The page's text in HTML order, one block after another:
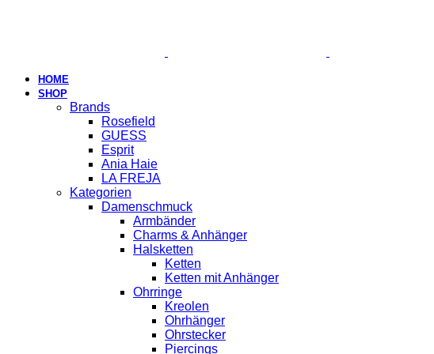
HOME
SHOP
Brands
Rosefield
GUESS
Esprit
Ania Haie
LA FREJA
Kategorien
Damenschmuck
Armbänder
Charms & Anhänger
Halsketten
Ketten
Ketten mit Anhänger
Ohrringe
Kreolen
Ohrhänger
Ohrstecker
Piercings